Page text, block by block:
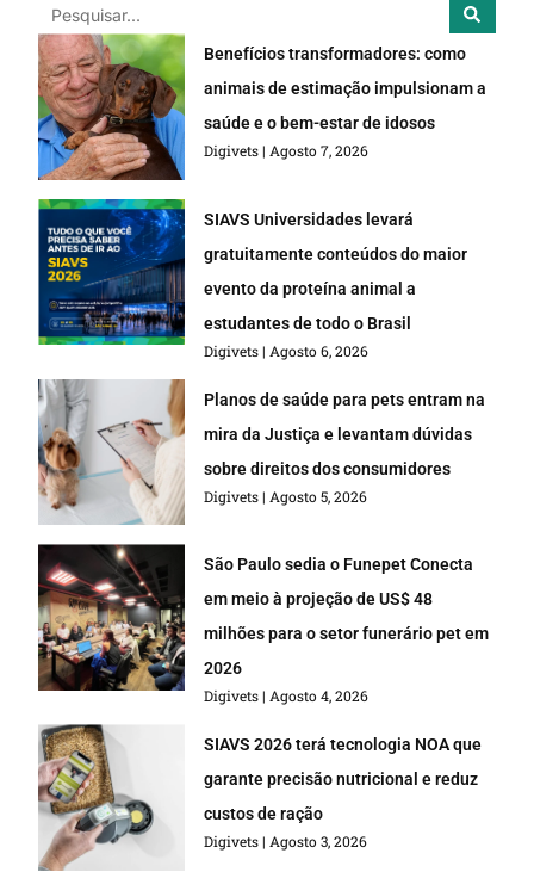
Benefícios transformadores: como
animais de estimação impulsionam a
saúde e o bem-estar de idosos
Digivets Agosto 7, 2026
SIAVS Universidades levará
gratuitamente conteúdos do maior
evento da proteína animal a
estudantes de todo o Brasil
Digivets Agosto 6, 2026
Planos de saúde para pets entram na
mira da Justiça e levantam dúvidas
sobre direitos dos consumidores
Digivets Agosto 5, 2026
São Paulo sedia o Funepet Conecta
em meio à projeção de US$ 48
milhões para o setor funerário pet em
2026
Digivets Agosto 4, 2026
SIAVS 2026 terá tecnologia NOA que
garante precisão nutricional e reduz
custos de ração
Digivets Agosto 3, 2026